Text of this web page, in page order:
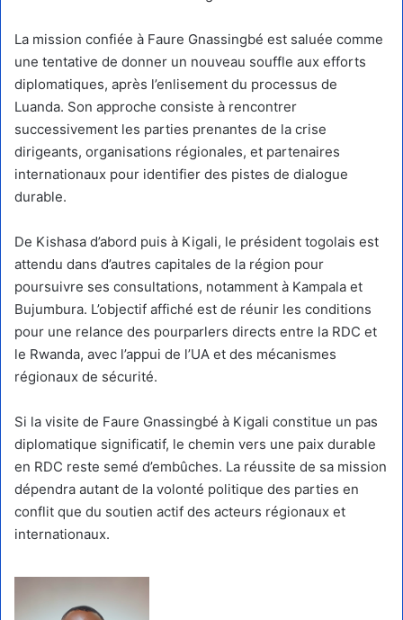
La mission confiée à Faure Gnassingbé est saluée comme
une tentative de donner un nouveau souffle aux efforts
diplomatiques, après l’enlisement du processus de
Luanda. Son approche consiste à rencontrer
successivement les parties prenantes de la crise
dirigeants, organisations régionales, et partenaires
internationaux pour identifier des pistes de dialogue
durable.
De Kishasa d’abord puis à Kigali, le président togolais est
attendu dans d’autres capitales de la région pour
poursuivre ses consultations, notamment à Kampala et
Bujumbura. L’objectif affiché est de réunir les conditions
pour une relance des pourparlers directs entre la RDC et
le Rwanda, avec l’appui de l’UA et des mécanismes
régionaux de sécurité.
Si la visite de Faure Gnassingbé à Kigali constitue un pas
diplomatique significatif, le chemin vers une paix durable
en RDC reste semé d’embûches. La réussite de sa mission
dépendra autant de la volonté politique des parties en
conflit que du soutien actif des acteurs régionaux et
internationaux.